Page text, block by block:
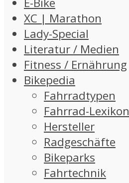
XC | Marathon
Lady-Special
Literatur / Medien
Fitness / Ernährung
Bikepedia
Fahrradtypen
Fahrrad-Lexikon
Hersteller
Radgeschäfte
Bikeparks
Fahrtechnik